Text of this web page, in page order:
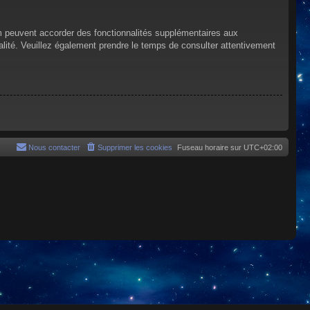
accorder des fonctionnalités supplémentaires aux
Veuillez également prendre le temps de consulter attentivement
Fuseau horaire sur UTC+02:00
Supprimer les cookies
Nous contacter